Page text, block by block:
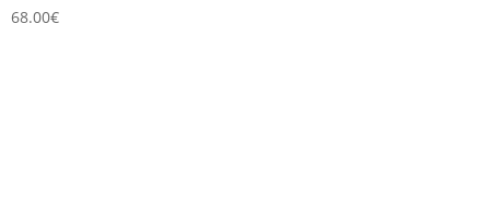
68.00€